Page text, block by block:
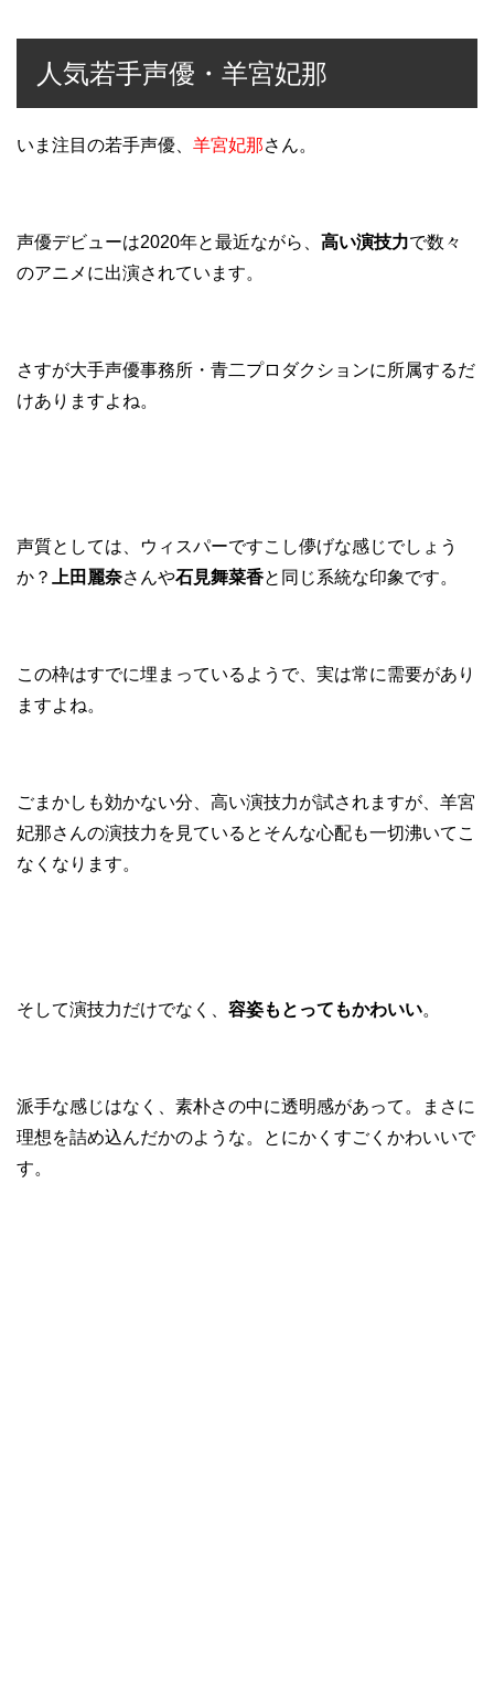
人気若手声優・羊宮妃那
いま注目の若手声優、 羊宮妃那さん。
声優デビューは2020年と最近ながら、 高い演技力で数々
のアニメに出演されています。
さすが大手声優事務所・青二プロダクションに所属するだ
けありますよね。
声質としては、ウィスパーですこし儚げな感じでしょう
か？
上田麗奈さんや石見舞菜香と同じ系統な印象です。
この枠はすでに埋まっているようで、実は常に需要があり
ますよね。
ごまかしも効かない分、高い演技力が試されますが、羊宮
妃那さんの演技力を見ているとそんな心配も一切沸いてこ
なくなります。
そして演技力だけでなく、 容姿もとってもかわいい。
派手な感じはなく、素朴さの中に透明感があって。まさに
理想を詰め込んだかのような。とにかくすごくかわいいで
す。